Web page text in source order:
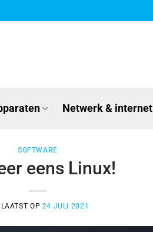
Netwerk & internet
SOFTWARE
eens Linux!
OP 24 JULI 2021